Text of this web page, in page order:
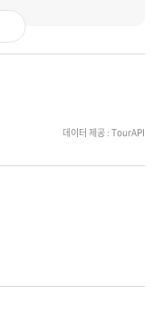
데이터 제공 : TourAPI